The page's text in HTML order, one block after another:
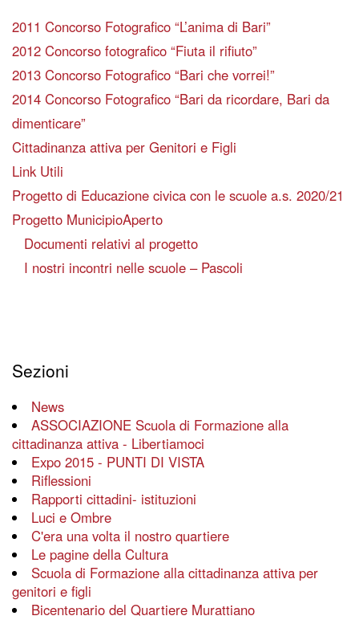
2011 Concorso Fotografico “L’anima di Bari”
2012 Concorso fotografico “Fiuta il rifiuto”
2013 Concorso Fotografico “Bari che vorrei!”
2014 Concorso Fotografico “Bari da ricordare, Bari da
dimenticare”
Cittadinanza attiva per Genitori e Figli
Link Utili
Progetto di Educazione civica con le scuole a.s. 2020/21
Progetto MunicipioAperto
Documenti relativi al progetto
I nostri incontri nelle scuole – Pascoli
Sezioni
News
ASSOCIAZIONE Scuola di Formazione alla
cittadinanza attiva - Libertiamoci
Expo 2015 - PUNTI DI VISTA
Riflessioni
Rapporti cittadini- istituzioni
Luci e Ombre
C'era una volta il nostro quartiere
Le pagine della Cultura
Scuola di Formazione alla cittadinanza attiva per
genitori e figli
Bicentenario del Quartiere Murattiano